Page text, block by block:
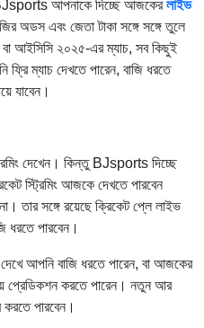
আপনাকে দিচ্ছে আজকেরলাইভ
অডস এবং জেতা টাকা সঙ্গে সঙ্গে তুলে
বা আইসিসি ২০২৫-এর ম্যাচ, সব কিছুই
ম্যাচ দেখতে পারেন, বাজি ধরতে
যাবেন।
দেখেন। কিন্তু BJsports দিচ্ছে
স্ট্রিমিং আজকে দেখতে পারবেন
তার সঙ্গে রয়েছে ক্রিকেট প্লে লাইভ
ধরতে পারবেন।
আপনি বাজি ধরতে পারেন, বা আজকের
প্রেডিকশন করতে পারেন। নতুন আর
পারবেন।